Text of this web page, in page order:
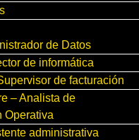
de Datos
de informática
de facturación
– Analista de
Operativa
administrativa